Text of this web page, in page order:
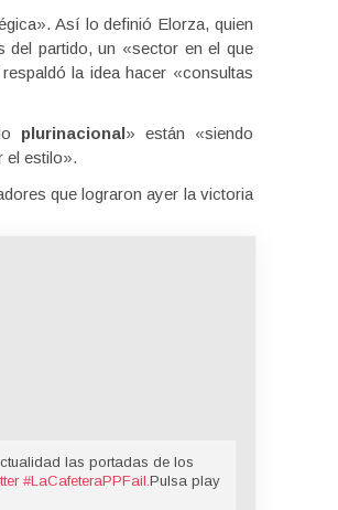
Así lo definió Elorza, quien
del partido, un «sector en el que
la idea hacer «consultas
plurinacional» están «siendo
el estilo».
que lograron ayer la victoria
las portadas de los
#LaCafeteraPPFail.Pulsa play